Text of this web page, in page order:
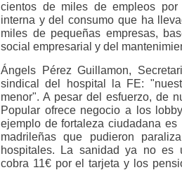
cientos de miles de empleos
interna y del consumo que ha
miles de pequeñas empresas,
social empresarial y del
Ángels Pérez Guillamon,
sindical del hospital la FE:
menor". A pesar del esfuerzo, de
Popular ofrece negocio a los
ejemplo de fortaleza ciudadana
madrileñas que pudieron
hospitales. La sanidad ya no es
cobra 11€ por el tarjeta y los